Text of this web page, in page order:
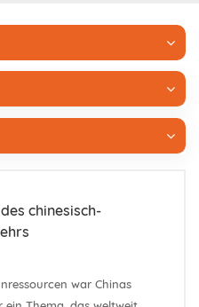
chinesisch-
war Chinas